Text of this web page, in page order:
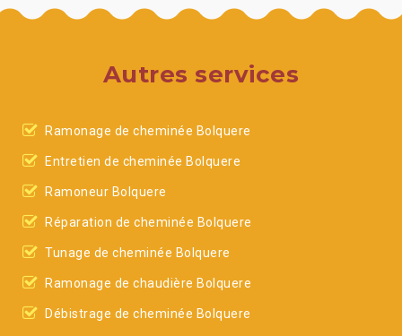
Autres services
Ramonage de cheminée Bolquere
Entretien de cheminée Bolquere
Ramoneur Bolquere
Réparation de cheminée Bolquere
Tunage de cheminée Bolquere
Ramonage de chaudière Bolquere
Débistrage de cheminée Bolquere